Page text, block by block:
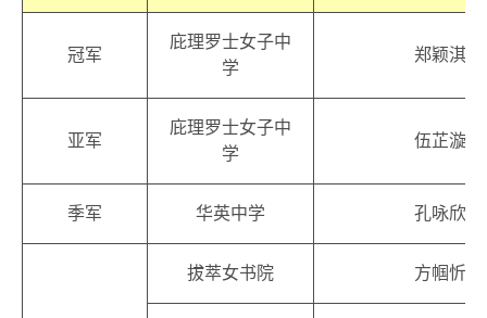
冠军
庇理罗士女子中
学
郑颖淇
亚军
庇理罗士女子中
学
伍芷漩
季军 华英中学 孔咏欣
拔萃女书院 方帼忻